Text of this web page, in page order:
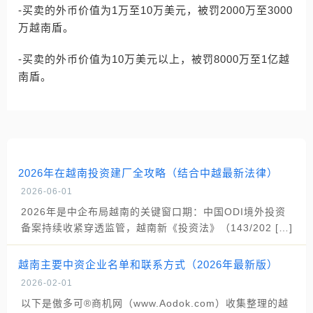
-买卖的外币价值为1万至10万美元，被罚2000万至3000
万越南盾。
-买卖的外币价值为10万美元以上，被罚8000万至1亿越
南盾。
2026年在越南投资建厂全攻略（结合中越最新法律）
2026-06-01
2026年是中企布局越南的关键窗口期：中国ODI境外投资
备案持续收紧穿透监管，越南新《投资法》（143/202 […]
越南主要中资企业名单和联系方式（2026年最新版）
2026-02-01
以下是傲多可®商机网（www.Aodok.com）收集整理的越